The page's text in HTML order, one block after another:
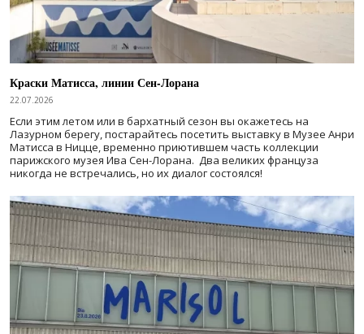
Краски Матисса, линии Сен-Лорана
22.07.2026
Если этим летом или в бархатный сезон вы окажетесь на
Лазурном берегу, постарайтесь посетить выставку в Музее Анри
Матисса в Ницце, временно приютившем часть коллекции
парижского музея Ива Сен-Лорана. Два великих француза
никогда не встречались, но их диалог состоялся!